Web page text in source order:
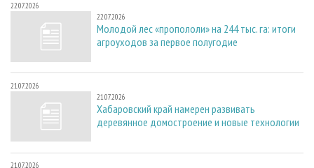
22.07.2026
22.07.2026
Молодой лес «пропололи» на 244 тыс. га: итоги
агроуходов за первое полугодие
21.07.2026
21.07.2026
Хабаровский край намерен развивать
деревянное домостроение и новые технологии
21.07.2026